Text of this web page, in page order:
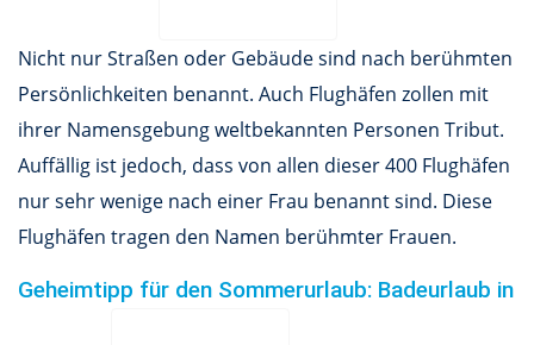
Nicht nur Straßen oder Gebäude sind nach berühmten
Persönlichkeiten benannt. Auch Flughäfen zollen mit
ihrer Namensgebung weltbekannten Personen Tribut.
Auffällig ist jedoch, dass von allen dieser 400 Flughäfen
nur sehr wenige nach einer Frau benannt sind. Diese
Flughäfen tragen den Namen berühmter Frauen.
Geheimtipp für den Sommerurlaub: Badeurlaub in